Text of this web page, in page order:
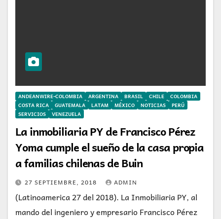
ANDEANWIRE-COLOMBIA ARGENTINA BRASIL CHILE
COLOMBIA
COSTA RICA
GUATEMALA LATAM MÉXICO NOTICIAS
PERÚ
SERVICIOS
VENEZUELA
La inmobiliaria PY de Francisco Pérez
Yoma cumple el sueño de la casa propia
a familias chilenas de Buin
27 SEPTIEMBRE, 2018 ADMIN
(Latinoamerica 27 del 2018). La Inmobiliaria PY, al
mando del ingeniero y empresario Francisco Pérez